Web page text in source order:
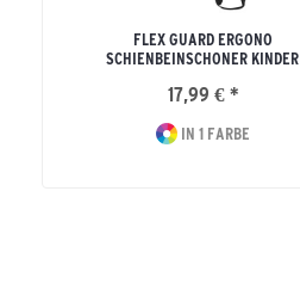
FLEX GUARD ERGONO
SCHIENBEINSCHONER KINDER
17,99 € *
IN 1 FARBE